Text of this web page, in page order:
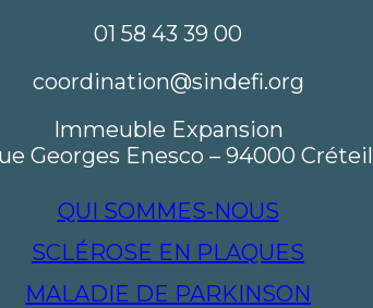
01 58 43 39 00
coordination@sindefi.org
Immeuble Expansion
Georges Enesco – 94000 Créteil
QUI SOMMES-NOUS
SCLÉROSE EN PLAQUES
MALADIE DE PARKINSON